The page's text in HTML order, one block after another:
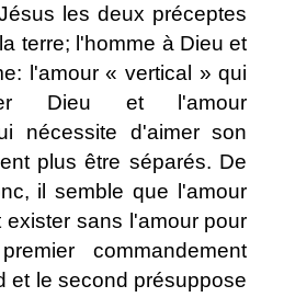
les deux préceptes
terre; l'homme à Dieu et
l'amour « vertical » qui
Dieu et l'amour
nécessite d'aimer son
plus être séparés. De
il semble que l'amour
sans l'amour pour
commandement
et le second présuppose